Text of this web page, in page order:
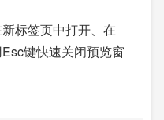
标签页中打开、在
键快速关闭预览窗